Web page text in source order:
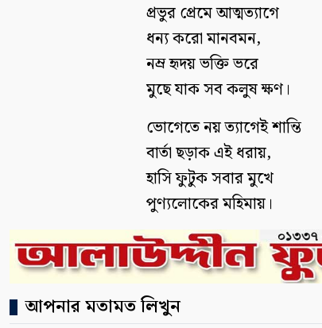
প্রভুর প্রেমে আত্মত্যাগে
ধন্য করো মানবমন,
নম্র হৃদয় ভক্তি ভরে
মুছে যাক সব কলুষ ক্ষণ।
ভোগেতে নয় ত্যাগেই শান্তি
বার্তা ছড়াক এই ধরায়,
হাসি ফুটুক সবার মুখে
পুণ্যলোকের মহিমায়।
আপনার মতামত লিখুন